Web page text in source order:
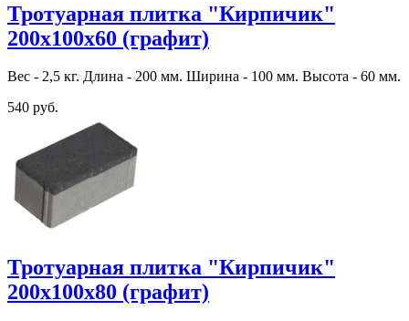
Тротуарная плитка "Кирпичик"
200х100х60 (графит)
Вес - 2,5 кг. Длина - 200 мм. Ширина - 100 мм. Высота - 60 мм.
540 руб.
Тротуарная плитка "Кирпичик"
200х100х80 (графит)